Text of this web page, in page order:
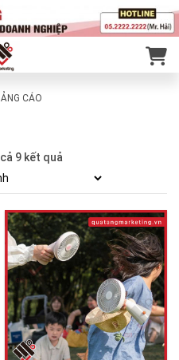
CÁO
9 kết quả